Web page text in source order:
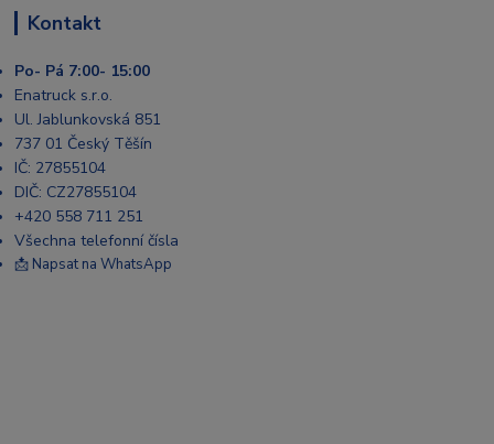
Kontakt
Po- Pá 7:00- 15:00
Enatruck s.r.o.
Ul. Jablunkovská 851
737 01 Český Těšín
IČ: 27855104
DIČ: CZ27855104
+420 558 711 251
Všechna telefonní čísla
📩 Napsat na WhatsApp